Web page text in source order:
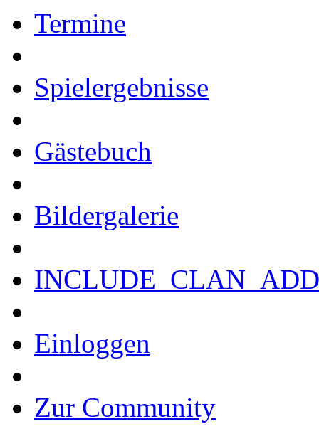
Termine
Spielergebnisse
Gästebuch
Bildergalerie
Einloggen
Zur Community